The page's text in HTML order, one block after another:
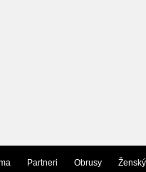
Partneri Obrusy